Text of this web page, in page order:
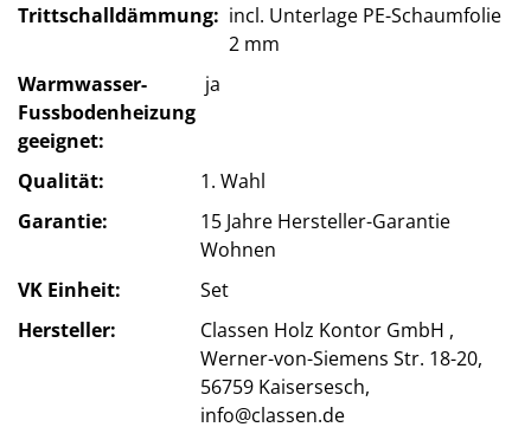
Trittschalldämmung
incl. Unterlage PE-Schaumfolie
2 mm
Warmwasser-
Fussbodenheizung
geeignet
ja
Qualität
1. Wahl
Garantie
15 Jahre Hersteller-Garantie
Wohnen
VK Einheit
Set
Hersteller
Classen Holz Kontor GmbH ,
Werner-von-Siemens Str. 18-20,
56759 Kaisersesch,
info@classen.de